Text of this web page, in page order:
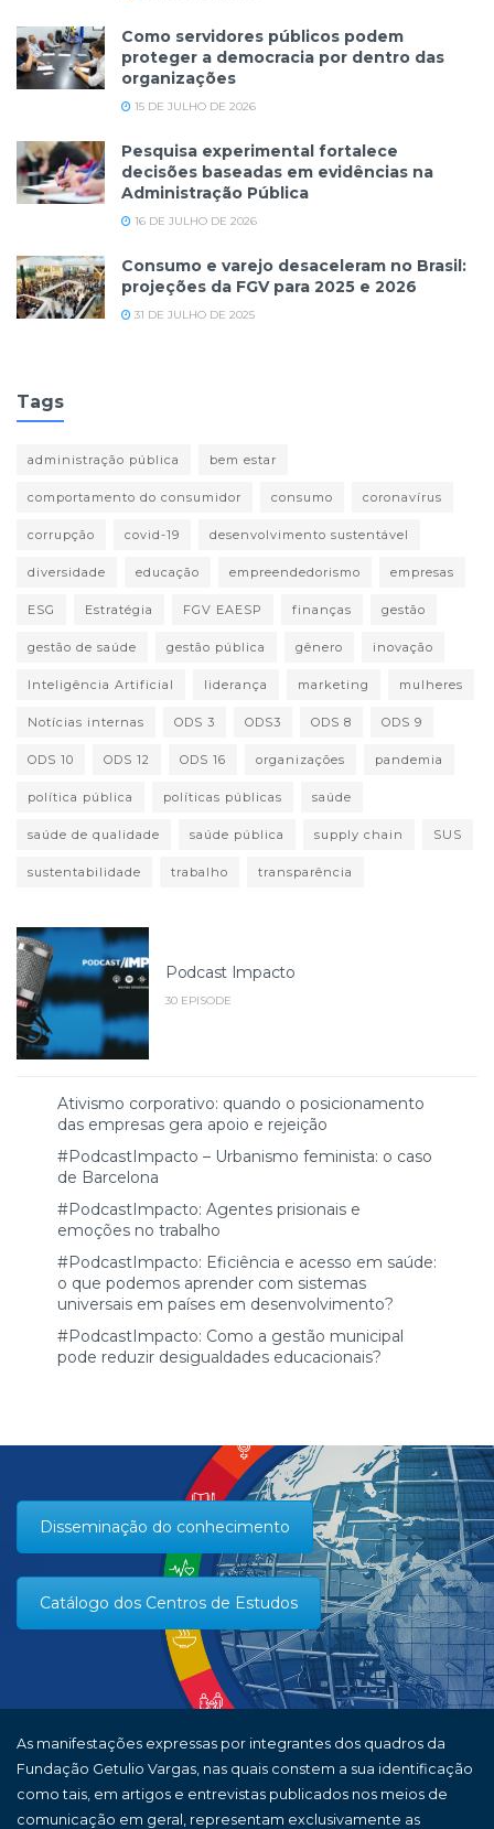
Como servidores públicos podem
proteger a democracia por dentro das
organizações
15 DE JULHO DE 2026
Pesquisa experimental fortalece
decisões baseadas em evidências na
Administração Pública
16 DE JULHO DE 2026
Consumo e varejo desaceleram no Brasil:
projeções da FGV para 2025 e 2026
31 DE JULHO DE 2025
Tags
administração pública bem estar
comportamento do consumidor consumo coronavírus
corrupção covid-19 desenvolvimento sustentável
diversidade educação empreendedorismo empresas
ESG Estratégia FGV EAESP finanças gestão
gestão de saúde gestão pública gênero inovação
Inteligência Artificial liderança marketing mulheres
Notícias internas ODS 3 ODS3 ODS 8 ODS 9
ODS 10 ODS 12 ODS 16 organizações pandemia
política pública políticas públicas saúde
saúde de qualidade saúde pública supply chain SUS
sustentabilidade trabalho transparência
Podcast Impacto
30 EPISODE
Ativismo corporativo: quando o posicionamento
das empresas gera apoio e rejeição
#PodcastImpacto – Urbanismo feminista: o caso
de Barcelona
#PodcastImpacto: Agentes prisionais e
emoções no trabalho
#PodcastImpacto: Eficiência e acesso em saúde:
o que podemos aprender com sistemas
universais em países em desenvolvimento?
#PodcastImpacto: Como a gestão municipal
pode reduzir desigualdades educacionais?
Disseminação do conhecimento
Catálogo dos Centros de Estudos
As manifestações expressas por integrantes dos quadros da
Fundação Getulio Vargas, nas quais constem a sua identificação
como tais, em artigos e entrevistas publicados nos meios de
comunicação em geral, representam exclusivamente as